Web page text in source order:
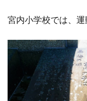
宮内小学校では、運